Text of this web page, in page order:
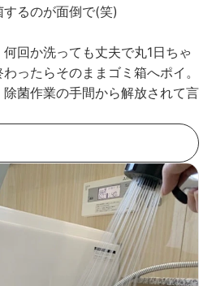
るのが面倒で(笑)
回か洗っても丈夫で丸1日ちゃ
ったらそのままゴミ箱へポイ。
菌作業の手間から解放されて言